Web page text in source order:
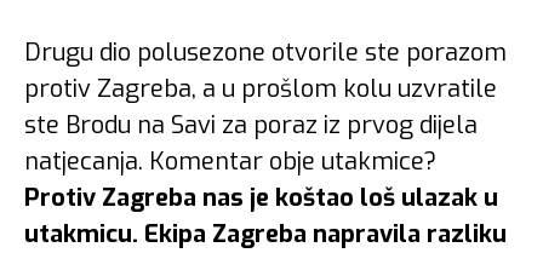
Drugu dio polusezone otvorile ste porazom
protiv Zagreba, a u prošlom kolu uzvratile
ste Brodu na Savi za poraz iz prvog dijela
natjecanja. Komentar obje utakmice?
Protiv Zagreba nas je koštao loš ulazak u
utakmicu. Ekipa Zagreba napravila razliku